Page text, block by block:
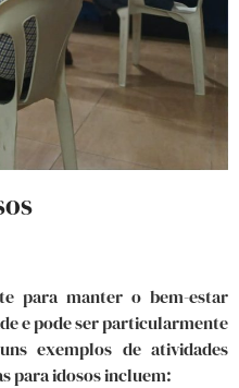
para manter o bem-estar
e pode ser particularmente
exemplos de atividades
para idosos incluem: